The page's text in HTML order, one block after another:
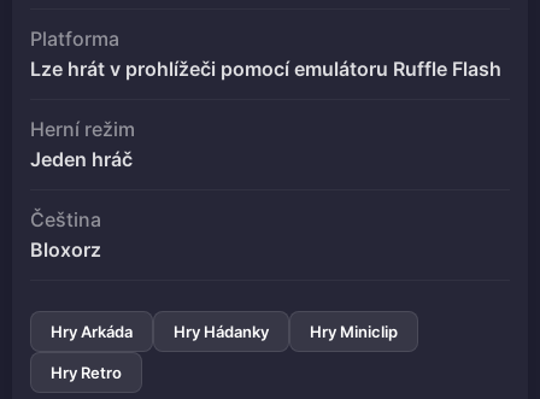
Platforma
Lze hrát v prohlížeči pomocí emulátoru Ruffle Flash
Herní režim
Jeden hráč
Čeština
Bloxorz
Hry Arkáda Hry Hádanky Hry Miniclip
Hry Retro